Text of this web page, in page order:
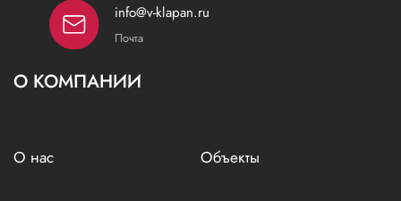
info@v-klapan.ru
Почта
О КОМПАНИИ
О нас Объекты